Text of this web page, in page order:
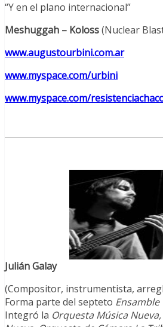
“Y en el plano internacional”
Meshuggah – Koloss(Nuclear
www.augustourbini.com.ar
www.myspace.com/urbini
www.myspace.com/
Julián Galay
(Compositor, instrumentista,
Forma parte del septeto Ensamble
Integró la Orquesta Música Nueva